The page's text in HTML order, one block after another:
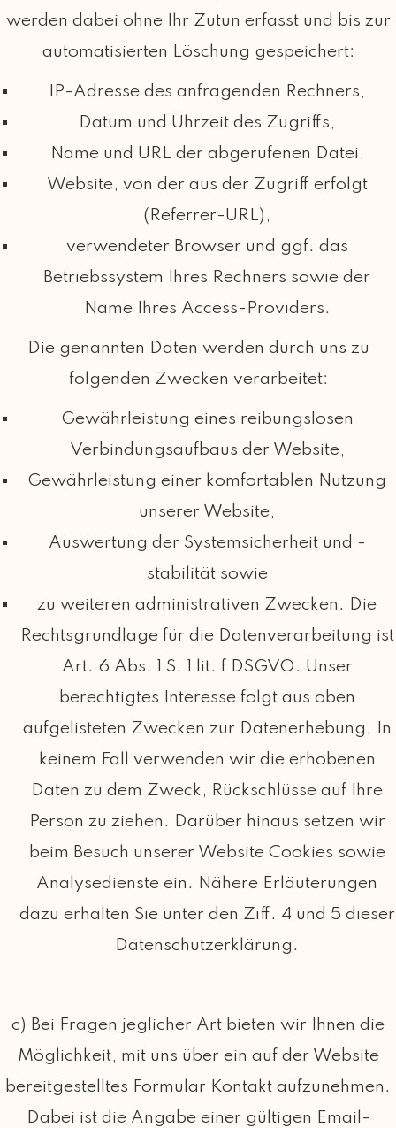
werden dabei ohne Ihr Zutun erfasst und bis zur
automatisierten Löschung gespeichert:
IP-Adresse des anfragenden Rechners,
Datum und Uhrzeit des Zugriffs,
Name und URL der abgerufenen Datei,
Website, von der aus der Zugriff erfolgt
(Referrer-URL),
verwendeter Browser und ggf. das
Betriebssystem Ihres Rechners sowie der
Name Ihres Access-Providers.
Die genannten Daten werden durch uns zu
folgenden Zwecken verarbeitet:
Gewährleistung eines reibungslosen
Verbindungsaufbaus der Website,
Gewährleistung einer komfortablen Nutzung
unserer Website,
Auswertung der Systemsicherheit und -
stabilität sowie
zu weiteren administrativen Zwecken. Die
Rechtsgrundlage für die Datenverarbeitung ist
Art. 6 Abs. 1 S. 1 lit. f DSGVO. Unser
berechtigtes Interesse folgt aus oben
aufgelisteten Zwecken zur Datenerhebung. In
keinem Fall verwenden wir die erhobenen
Daten zu dem Zweck, Rückschlüsse auf Ihre
Person zu ziehen. Darüber hinaus setzen wir
beim Besuch unserer Website Cookies sowie
Analysedienste ein. Nähere Erläuterungen
dazu erhalten Sie unter den Ziff. 4 und 5 dieser
Datenschutzerklärung.
c) Bei Fragen jeglicher Art bieten wir Ihnen die
Möglichkeit, mit uns über ein auf der Website
bereitgestelltes Formular Kontakt aufzunehmen.
Dabei ist die Angabe einer gültigen Email-